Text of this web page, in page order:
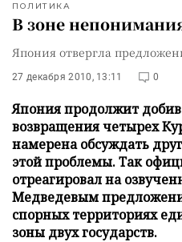
ПОЛИТИКА
В зоне
Япония отвергла
27 декабря 2010, 13:11 0
Япония продолжит
возвращения четырех
намерена обсуждать
этой проблемы. Так
отреагировал на
Медведевым
спорных территориях
зоны двух государств.